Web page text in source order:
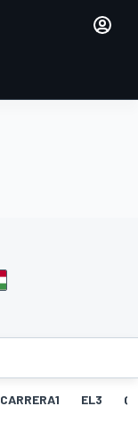
CARRERA1 EL3